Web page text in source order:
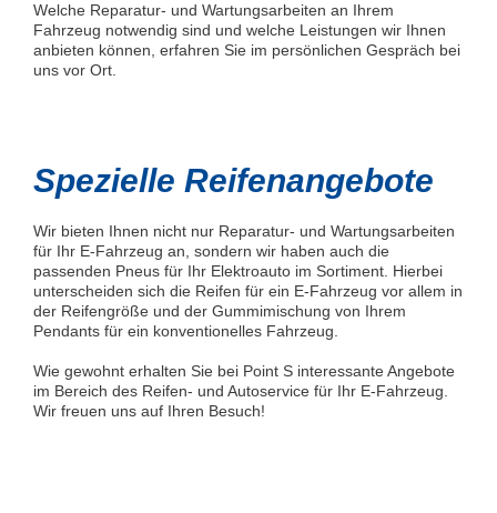
Welche Reparatur- und Wartungsarbeiten an Ihrem
Fahrzeug notwendig sind und welche Leistungen wir Ihnen
anbieten können, erfahren Sie im persönlichen Gespräch bei
uns vor Ort.
Spezielle Reifenangebote
Wir bieten Ihnen nicht nur Reparatur- und Wartungsarbeiten
für Ihr E-Fahrzeug an, sondern wir haben auch die
passenden Pneus für Ihr Elektroauto im Sortiment. Hierbei
unterscheiden sich die Reifen für ein E-Fahrzeug vor allem in
der Reifengröße und der Gummimischung von Ihrem
Pendants für ein konventionelles Fahrzeug.
Wie gewohnt erhalten Sie bei Point S interessante Angebote
im Bereich des Reifen- und Autoservice für Ihr E-Fahrzeug.
Wir freuen uns auf Ihren Besuch!